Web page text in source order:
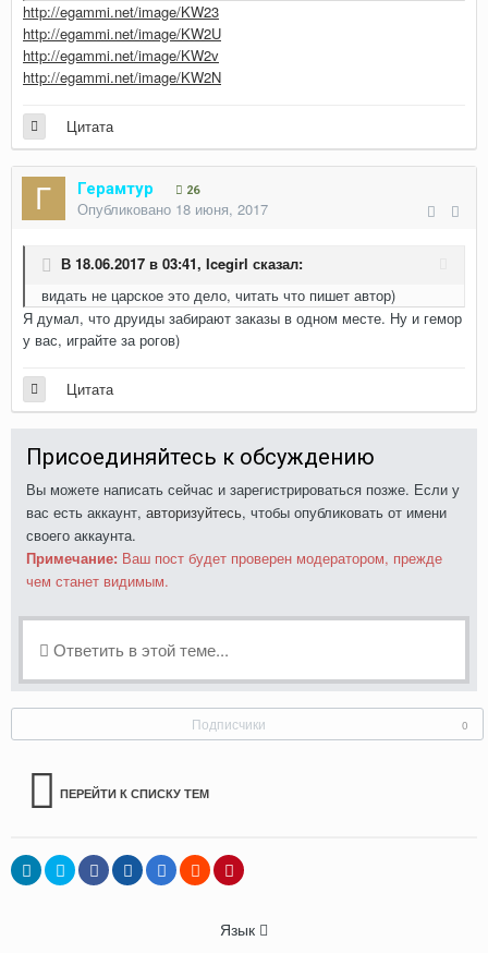
http://egammi.net/image/KW23
http://egammi.net/image/KW2U
http://egammi.net/image/KW2v
http://egammi.net/image/KW2N
Цитата
Герамтур 26
Опубликовано 18 июня, 2017
В 18.06.2017 в 03:41, Icegirl сказал:
видать не царское это дело, читать что пишет автор)
Я думал, что друиды забирают заказы в одном месте. Ну и гемор
у вас, играйте за рогов)
Цитата
Присоединяйтесь к обсуждению
Вы можете написать сейчас и зарегистрироваться позже. Если у
вас есть аккаунт, авторизуйтесь, чтобы опубликовать от имени
своего аккаунта.
Примечание: Ваш пост будет проверен модератором, прежде
чем станет видимым.
Ответить в этой теме...
Подписчики 0
ПЕРЕЙТИ К СПИСКУ ТЕМ
Язык